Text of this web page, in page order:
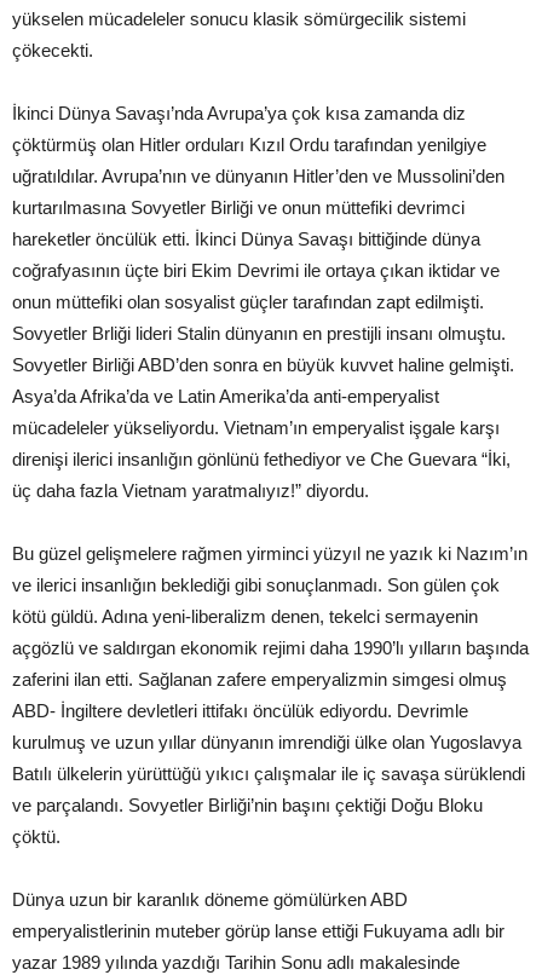
yükselen mücadeleler sonucu klasik sömürgecilik sistemi
çökecekti.
İkinci Dünya Savaşı’nda Avrupa’ya çok kısa zamanda diz
çöktürmüş olan Hitler orduları Kızıl Ordu tarafından yenilgiye
uğratıldılar. Avrupa’nın ve dünyanın Hitler’den ve Mussolini’den
kurtarılmasına Sovyetler Birliği ve onun müttefiki devrimci
hareketler öncülük etti. İkinci Dünya Savaşı bittiğinde dünya
coğrafyasının üçte biri Ekim Devrimi ile ortaya çıkan iktidar ve
onun müttefiki olan sosyalist güçler tarafından zapt edilmişti.
Sovyetler Brliği lideri Stalin dünyanın en prestijli insanı olmuştu.
Sovyetler Birliği ABD’den sonra en büyük kuvvet haline gelmişti.
Asya’da Afrika’da ve Latin Amerika’da anti-emperyalist
mücadeleler yükseliyordu. Vietnam’ın emperyalist işgale karşı
direnişi ilerici insanlığın gönlünü fethediyor ve Che Guevara “İki,
üç daha fazla Vietnam yaratmalıyız!” diyordu.
Bu güzel gelişmelere rağmen yirminci yüzyıl ne yazık ki Nazım’ın
ve ilerici insanlığın beklediği gibi sonuçlanmadı. Son gülen çok
kötü güldü. Adına yeni-liberalizm denen, tekelci sermayenin
açgözlü ve saldırgan ekonomik rejimi daha 1990’lı yılların başında
zaferini ilan etti. Sağlanan zafere emperyalizmin simgesi olmuş
ABD- İngiltere devletleri ittifakı öncülük ediyordu. Devrimle
kurulmuş ve uzun yıllar dünyanın imrendiği ülke olan Yugoslavya
Batılı ülkelerin yürüttüğü yıkıcı çalışmalar ile iç savaşa sürüklendi
ve parçalandı. Sovyetler Birliği’nin başını çektiği Doğu Bloku
çöktü.
Dünya uzun bir karanlık döneme gömülürken ABD
emperyalistlerinin muteber görüp lanse ettiği Fukuyama adlı bir
yazar 1989 yılında yazdığı Tarihin Sonu adlı makalesinde